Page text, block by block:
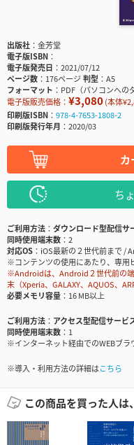
出版社
金芳堂
電子版ISBN
電子版発売日
2021/07/12
ページ数
176ページ判型
A5
フォーマット
PDF（パソコンへの
電子版販売価格： ¥3,080(本体
印刷版ISBN
978-4-7653-1808-2
印刷版発行年月
2020/03
カ
ち
ご利用方法
ダウンロード型配信サ
同時使用端末数
2
対応OS
iOS最新の２世代前まで /
※コンテンツの使用にあたり、専用
※Androidは、Android２世代前の
末（Xperia、GALAXY、AQUOS、
必要メモリ容量
16 MB以上
ご利用方法
アクセス型配信サービ
同時使用端末数
1
※インターネット経由でのWEBブラ
※導入・利用方法の詳細はこちら
この商品を買った人は